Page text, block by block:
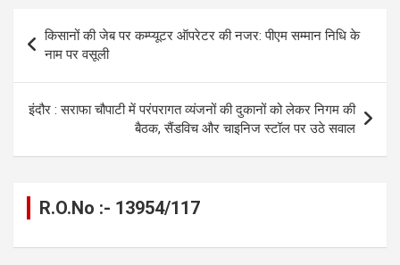
o
o
k
g
er
A
p
a
n
k
Post
navigation
किसानों की जेब पर कम्प्यूटर ऑपरेटर की नजर: पीएम सम्मान निधि के
नाम पर वसूली
इंदौर : सराफा चौपाटी में परंपरागत व्यंजनों की दुकानों को लेकर निगम की
बैठक, सैंडविच और चाइनिज स्टॉल पर उठे सवाल
R.O.No :- 13954/117